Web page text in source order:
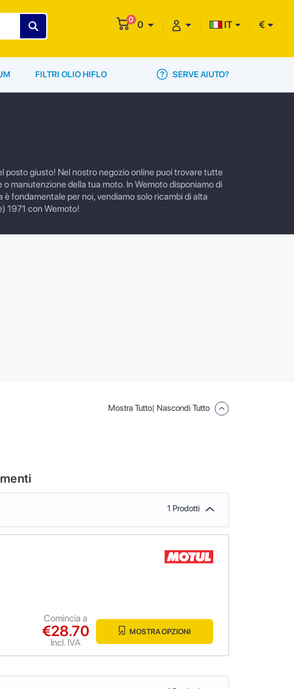
0 0 IT €
FILTRI OLIO HIFLO SERVE AIUTO?
posto giusto! Nel nostro negozio online puoi trovare tutte
manutenzione della tua moto. In Wemoto disponiamo di
fondamentale per noi, vendiamo solo ricambi di alta
1971 con Wemoto!
Mostra Tutto| Nascondi Tutto
1 Prodotti
€28.70
Incl. IVA
Comincia a
MOSTRA OPZIONI